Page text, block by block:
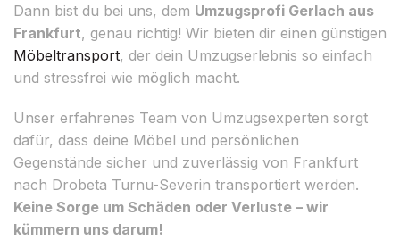
Dann bist du bei uns, dem Umzugsprofi Gerlach aus
Frankfurt, genau richtig! Wir bieten dir einen günstigen
Möbeltransport, der dein Umzugserlebnis so einfach
und stressfrei wie möglich macht.
Unser erfahrenes Team von Umzugsexperten sorgt
dafür, dass deine Möbel und persönlichen
Gegenstände sicher und zuverlässig von Frankfurt
nach Drobeta Turnu-Severin transportiert werden.
Keine Sorge um Schäden oder Verluste – wir
kümmern uns darum!